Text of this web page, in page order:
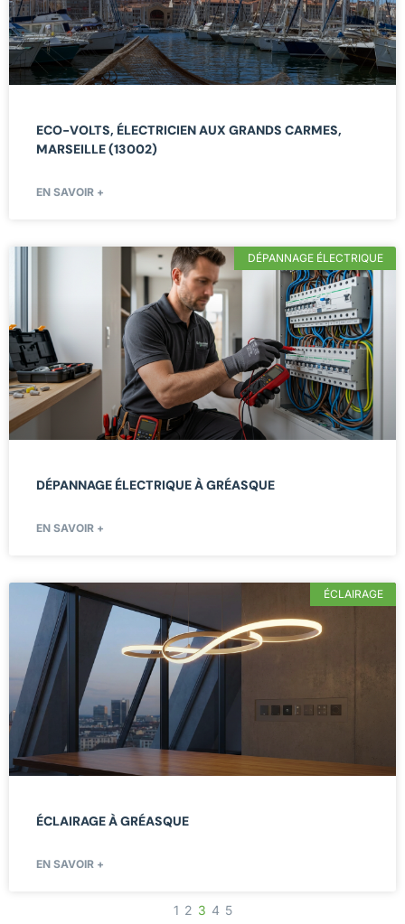
ECO-VOLTS, ÉLECTRICIEN AUX GRANDS CARMES,
MARSEILLE (13002)
EN SAVOIR +
DÉPANNAGE ÉLECTRIQUE
DÉPANNAGE ÉLECTRIQUE À GRÉASQUE
EN SAVOIR +
ÉCLAIRAGE
ÉCLAIRAGE À GRÉASQUE
EN SAVOIR +
1 2 3 4 5